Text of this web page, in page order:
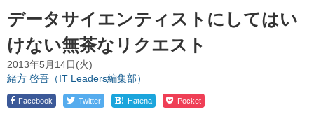
データサイエンティストにしてはい
けない無茶なリクエスト
2013年5月14日(火)
緒方 啓吾（IT Leaders編集部）
Facebook Twitter ! Hatena Pocket